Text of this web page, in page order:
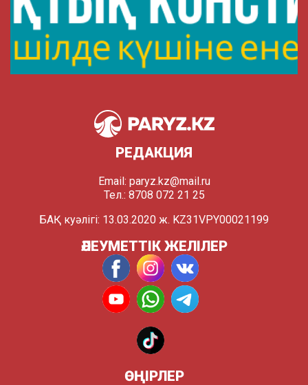
РЕДАКЦИЯ
Email: paryz.kz@mail.ru
Тел.: 8708 072 21 25
БАҚ куәлігі: 13.03.2020 ж. KZ31VPY00021199
ӘЛЕУМЕТТІК ЖЕЛІЛЕР
ӨҢІРЛЕР